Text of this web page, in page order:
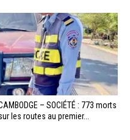
– SOCIÉTÉ : 773 morts
les routes au premier...